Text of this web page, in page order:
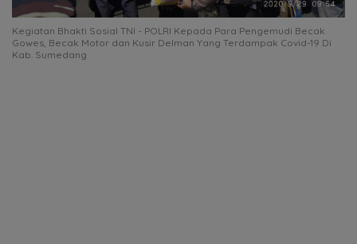
Kegiatan Bhakti Sosial TNI - POLRI Kepada Para Pengemudi Becak
Gowes, Becak Motor dan Kusir Delman Yang Terdampak Covid-19 Di
Kab. Sumedang